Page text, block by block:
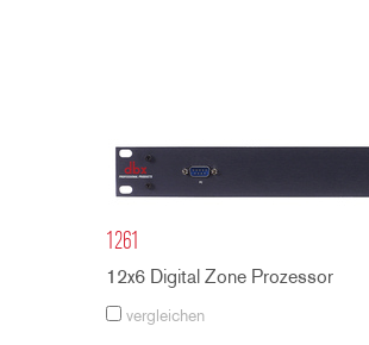
1261
12x6 Digital Zone Prozessor
vergleichen